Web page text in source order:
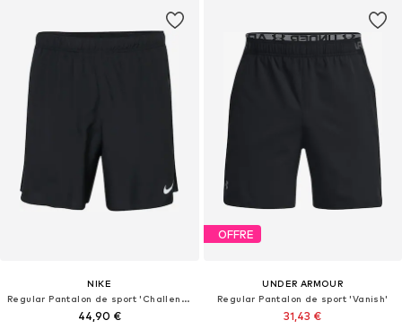
NIKE
Regular Pantalon de sport 'Challenger'
44,90 €
OFFRE
UNDER ARMOUR
Regular Pantalon de sport 'Vanish'
31,43 €